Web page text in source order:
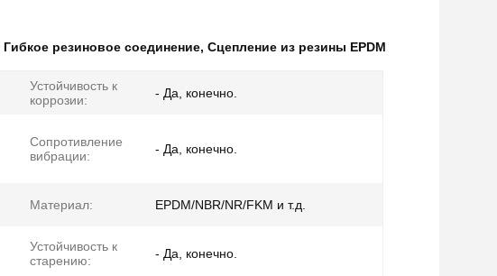
Гибкое резиновое соединение, Сцепление из резины EPDM
Устойчивость к
коррозии:
- Да, конечно.
Сопротивление
вибрации:
- Да, конечно.
Материал: EPDM/NBR/NR/FKM и т.д.
Устойчивость к
старению:
- Да, конечно.